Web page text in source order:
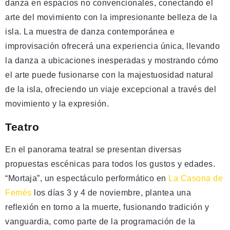
danza en espacios no convencionales, conectando el
arte del movimiento con la impresionante belleza de la
isla. La muestra de danza contemporánea e
improvisación ofrecerá una experiencia única, llevando
la danza a ubicaciones inesperadas y mostrando cómo
el arte puede fusionarse con la majestuosidad natural
de la isla, ofreciendo un viaje excepcional a través del
movimiento y la expresión.
Teatro
En el panorama teatral se presentan diversas
propuestas escénicas para todos los gustos y edades.
“Mortaja”, un espectáculo performático en La Casona de
Femés los días 3 y 4 de noviembre, plantea una
reflexión en torno a la muerte, fusionando tradición y
vanguardia, como parte de la programación de la